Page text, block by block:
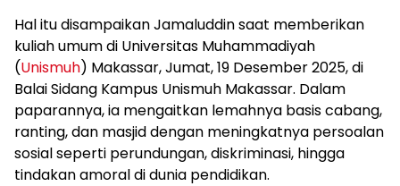
Hal itu disampaikan Jamaluddin saat memberikan
kuliah umum di Universitas Muhammadiyah
(Unismuh) Makassar, Jumat, 19 Desember 2025, di
Balai Sidang Kampus Unismuh Makassar. Dalam
paparannya, ia mengaitkan lemahnya basis cabang,
ranting, dan masjid dengan meningkatnya persoalan
sosial seperti perundungan, diskriminasi, hingga
tindakan amoral di dunia pendidikan.